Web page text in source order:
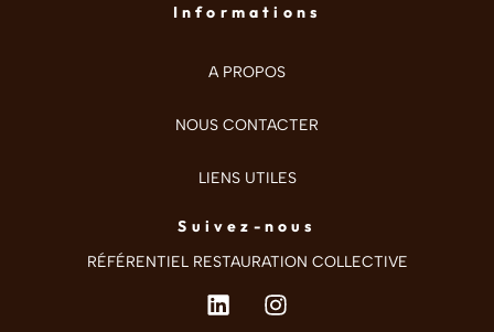
Informations
A PROPOS
NOUS CONTACTER
LIENS UTILES
Suivez-nous
RÉFÉRENTIEL RESTAURATION COLLECTIVE